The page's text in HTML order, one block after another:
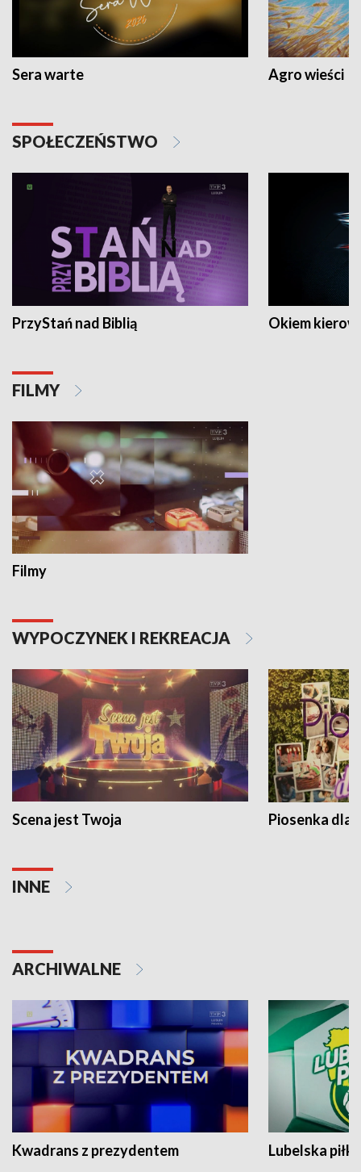
Sera warte Agro wieści
SPOŁECZEŃSTWO
PrzyStań nad Biblią Okiem
FILMY
Filmy
WYPOCZYNEK I REKREACJA
Scena jest Twoja Piosenka dla
INNE
ARCHIWALNE
Kwadrans z prezydentem Lubelska piłka